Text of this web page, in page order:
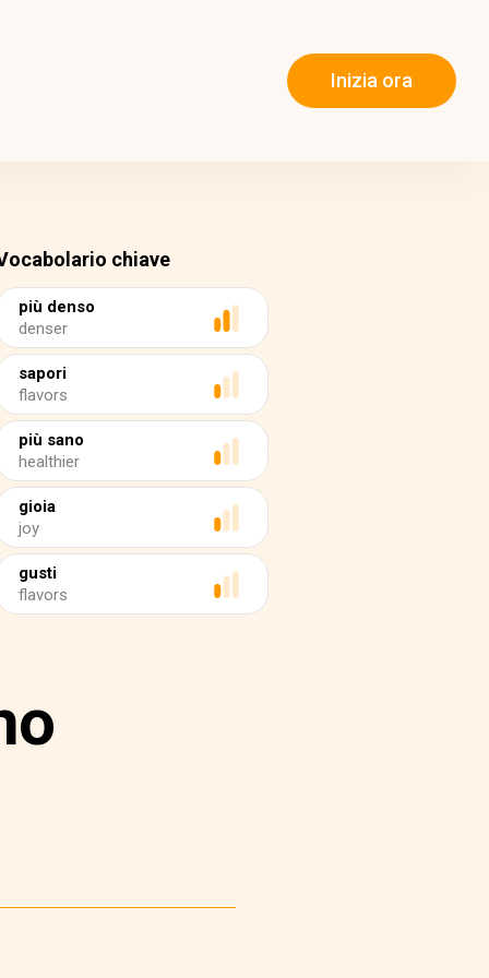
Inizia ora
chiave
più denso
denser
sapori
flavors
più sano
healthier
gioia
joy
gusti
flavors